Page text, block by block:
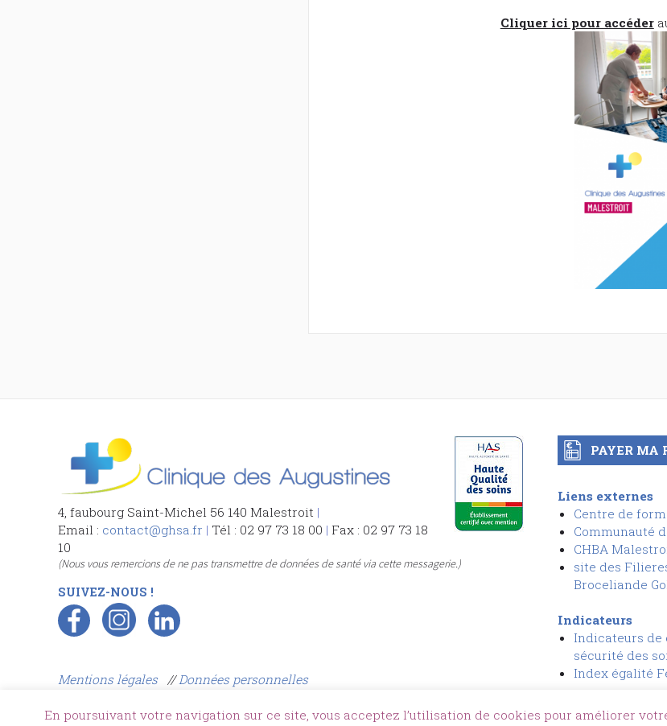
Cliquer ici pour accéder
4, faubourg Saint-Michel 56 140 Malestroit |
Email : contact@ghsa.fr | Tél : 02 97 73 18 00 | Fax : 02 97 73 18
10
(Nous vous remercions de ne pas transmettre de données de santé via cette messagerie.)
SUIVEZ-NOUS !
Mentions légales //Données personnelles
PAYER MA
Liens externes
Centre de
Communauté
CHBA
site des
Broceliande
Indicateurs
Indicateurs de
sécurité des
Index égalité
En poursuivant votre navigation sur ce site, vous acceptez l’utilisation de cookies pour améliorer